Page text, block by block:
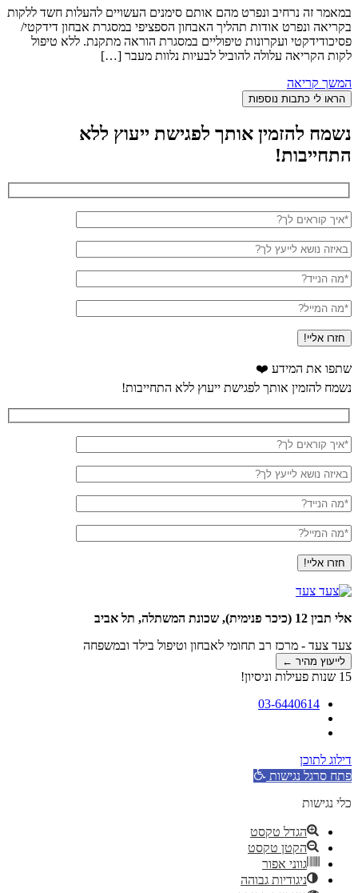
במאמר זה נרחיב ונפרט מהם אותם סימנים העשויים להעלות חשד ללקות
בקריאה ונפרט אודות תהליך האבחון הספציפי במסגרת אבחון דידקטי/
פסיכודידקטי ועקרונות טיפוליים במסגרת הוראה מתקנת. ללא טיפול
לקות הקריאה עלולה להוביל לבעיות נלוות מעבר […]
המשך קריאה
הראו לי כתבות נוספות
נשמח להזמין אותך לפגישת ייעוץ ללא
התחייבות!
איך
קוראים
לך?
*
באיזה
נושא
לייעץ
לך?
מה
הנייד?
מה
המייל?
שתפו את המידע ❤️
חזרה
נשמח להזמין אותך לפגישת ייעוץ ללא התחייבות!
איך
קוראים
לך?
*
באיזה
נושא
לייעץ
לך?
מה
הנייד?
מה
המייל?
אלי תבין 12 (כיכר פנימית), שכונת המשתלה, תל אביב
צעד צעד - מרכז רב תחומי לאבחון וטיפול בילד ובמשפחה
לייעוץ מהיר ←
15 שנות פעילות וניסיון!
03-6440614
דילוג לתוכן
פתח סרגל נגישות
כלי נגישות
הגדל טקסט
הקטן טקסט
גווני אפור
ניגודיות גבוהה